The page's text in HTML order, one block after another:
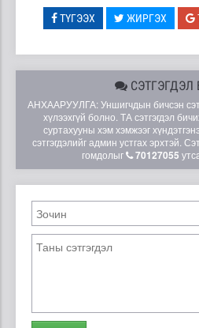
ТҮГЭЭХ ЖИРГЭХ
СЭТГЭГДЭЛ
АНХААРУУЛГА: Уншигчдын бичсэн
хүлээхгүй болно. ТА сэтгэгдэл
суртахууны хэм хэмжээг
сэтгэгдэлийг админ устгах эрхтэй.
гомдолыг
70127055